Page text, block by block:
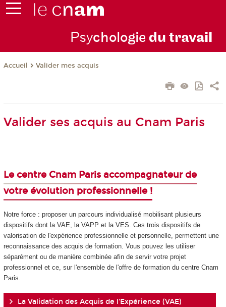
Psychologie du travail
Accueil Valider mes acquis
Valider ses acquis au Cnam Paris
Le centre Cnam Paris accompagnateur de
votre évolution professionnelle !
Notre force : proposer un parcours individualisé mobilisant plusieurs
dispositifs dont la VAE , la VAPP et la VES . Ces trois dispositifs de
valorisation de l'expérience professionnelle et personnelle, permettent une
reconnaissance des acquis de formation. Vous pouvez les utiliser
séparément ou de manière combinée afin de servir votre projet
professionnel et ce, sur l'ensemble de l'offre de formation du centre Cnam
Paris.
La Validation des Acquis de l'Expérience (VAE)